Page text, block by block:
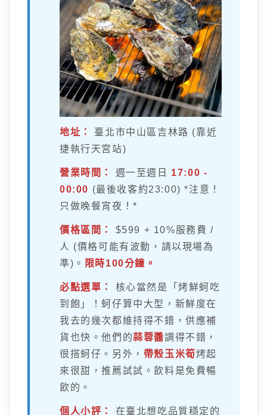
地址：
臺北市中山區吉林路 (靠近
捷執行天宮站)
營業時間： 週一至週日 17:00 -
00:00 (最後收客約23:00) *注意！
只做晚餐宵夜！*
價格區間：
$599 + 10%服務費 /
人 (價格可能有波動，請以現場為
準)。 限時100分鐘。
必點選單：
核心當然是「烤鮮蚵吃
到飽」！蚵仔算中大型，新鮮度在
我去的幾次都維持得不錯，供應補
貨也快。他們的蒜蓉醬調得不錯，
很搭蚵仔。另外， 帶殼玉米筍烤起
來很甜，推薦試試。飲料是免費暢
飲的。
個人小評：
在臺北想吃品質穩定的